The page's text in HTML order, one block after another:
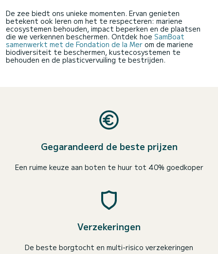
De zee biedt ons unieke momenten. Ervan genieten
betekent ook leren om het te respecteren: mariene
ecosystemen behouden, impact beperken en de plaatsen
die we verkennen beschermen. Ontdek hoe SamBoat
samenwerkt met de Fondation de la Mer om de mariene
biodiversiteit te beschermen, kustecosystemen te
behouden en de plasticvervuiling te bestrijden.
Gegarandeerd de beste prijzen
Een ruime keuze aan boten te huur tot 40% goedkoper
Verzekeringen
De beste borgtocht en multi-risico verzekeringen